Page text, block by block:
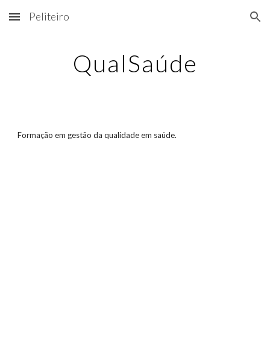
Skip to main content Skip to navigation
Peliteiro
QualSaúde
Formação em gestão da qualidade em saúde.